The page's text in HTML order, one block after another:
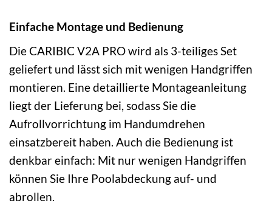
Einfache Montage und Bedienung
Die CARIBIC V2A PRO wird als 3-teiliges Set
geliefert und lässt sich mit wenigen Handgriffen
montieren. Eine detaillierte Montageanleitung
liegt der Lieferung bei, sodass Sie die
Aufrollvorrichtung im Handumdrehen
einsatzbereit haben. Auch die Bedienung ist
denkbar einfach: Mit nur wenigen Handgriffen
können Sie Ihre Poolabdeckung auf- und
abrollen.